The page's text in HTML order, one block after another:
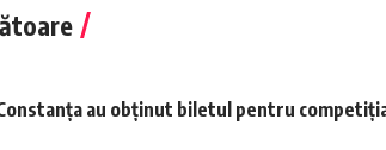
au obținut biletul pentru